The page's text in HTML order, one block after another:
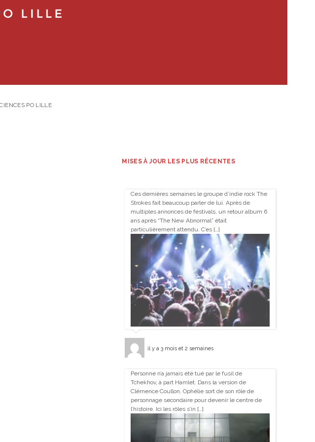
PO LILLE
MISES À JOUR LES PLUS RÉCENTES
Ces dernières semaines le groupe d’indie rock The
Strokes fait beaucoup parler de lui. Après de
multiples annonces de festivals, un retour album 6
ans après “The New Abnormal” était
particulièrement attendu. C’es […]
il y a 3 mois et 2 semaines
Personne n’a jamais été tué par le fusil de
Tchekhov, à part Hamlet. Dans la version de
Clémence Coullon, Ophélie sort de son rôle de
personnage secondaire pour devenir le centre de
l’histoire. Ici les rôles s’in […]